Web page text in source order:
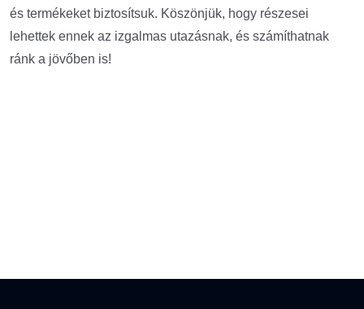
és termékeket biztosítsuk. Köszönjük, hogy részesei
lehettek ennek az izgalmas utazásnak, és számíthatnak
ránk a jövőben is!